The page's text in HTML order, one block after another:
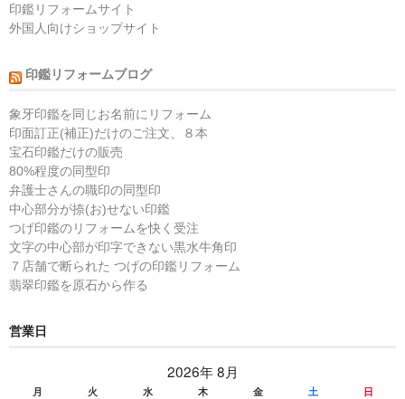
印鑑リフォームサイト
外国人向けショップサイト
印鑑リフォームブログ
象牙印鑑を同じお名前にリフォーム
印面訂正(補正)だけのご注文、８本
宝石印鑑だけの販売
80%程度の同型印
弁護士さんの職印の同型印
中心部分が捺(お)せない印鑑
つげ印鑑のリフォームを快く受注
文字の中心部が印字できない黒水牛角印
７店舗で断られた つげの印鑑リフォーム
翡翠印鑑を原石から作る
営業日
2026年 8月
月 火 水 木 金 土 日